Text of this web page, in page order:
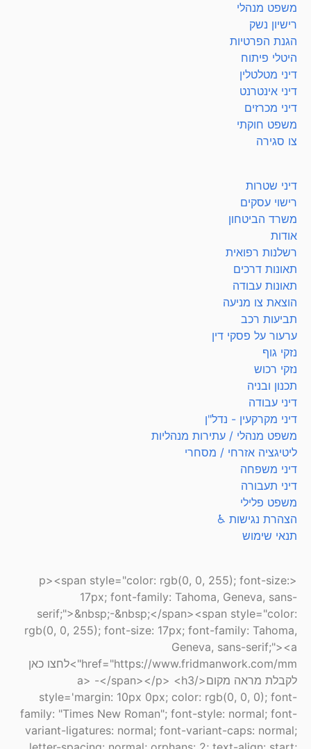
משפט מנהלי
רישיון נשק
הגנת הפרטיות
היטלי פיתוח
דיני מטלטלין
דיני אינטרנט
דיני מכרזים
משפט חוקתי
צו סגירה
דיני שטרות
רישוי עסקים
משרד הביטחון
אודות
רשלנות רפואית
תאונות דרכים
תאונות עבודה
הוצאת צו מניעה
תביעות רכב
ערעור על פסקי דין
נזקי גוף
נזקי רכוש
תכנון ובניה
דיני עבודה
דיני מקרקעין - נדל"ן
משפט מנהלי / עתירות מנהליות
ליטיגציה אזרחי / מסחרי
דיני משפחה
דיני תעבורה
משפט פלילי
הצהרת נגישות ♿
תנאי שימוש
<p><span style="color: rgb(0, 0, 255); font-size:
17px; font-family: Tahoma, Geneva, sans-
serif;">&nbsp;-&nbsp;</span><span style="color:
rgb(0, 0, 255); font-size: 17px; font-family: Tahoma,
Geneva, sans-serif;"><a
href="https://www.fridmanwork.com/mm">לחצו כאן
לקבלת מראה מקום</a> -</span></p> <h3
style='margin: 10px 0px; color: rgb(0, 0, 0); font-
family: "Times New Roman"; font-style: normal; font-
variant-ligatures: normal; font-variant-caps: normal;